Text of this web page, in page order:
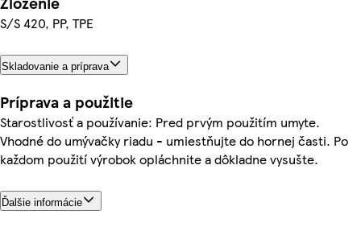
S/S 420, PP, TPE
Skladovanie a príprava
Príprava a použitie
Starostlivosť a používanie: Pred prvým použitím umyte.
Vhodné do umývačky riadu - umiestňujte do hornej časti. Po
každom použití výrobok opláchnite a dôkladne vysušte.
Ďalšie informácie